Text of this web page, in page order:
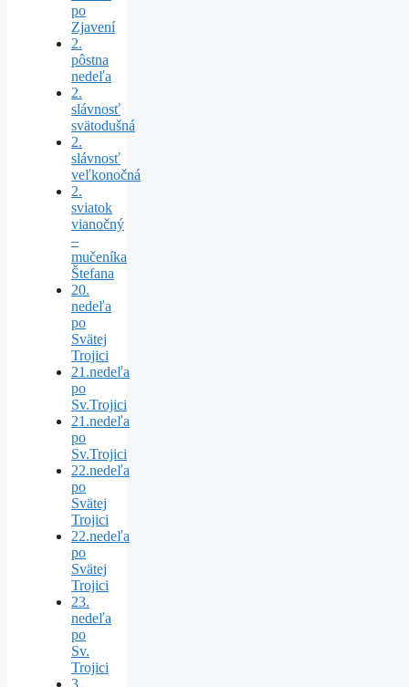
po
Zjavení
2.
pôstna
nedeľa
2.
slávnosť
svätodušná
2.
slávnosť
veľkonočná
2.
sviatok
vianočný
–
mučeníka
Štefana
20.
nedeľa
po
Svätej
Trojici
21.nedeľa
po
Sv.Trojici
21.nedeľa
po
Sv.Trojici
22.nedeľa
po
Svätej
Trojici
22.nedeľa
po
Svätej
Trojici
23.
nedeľa
po
Sv.
Trojici
3.